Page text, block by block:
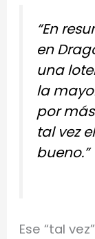
“En
en
una
la
por
tal vez
bueno.”
Ese “tal